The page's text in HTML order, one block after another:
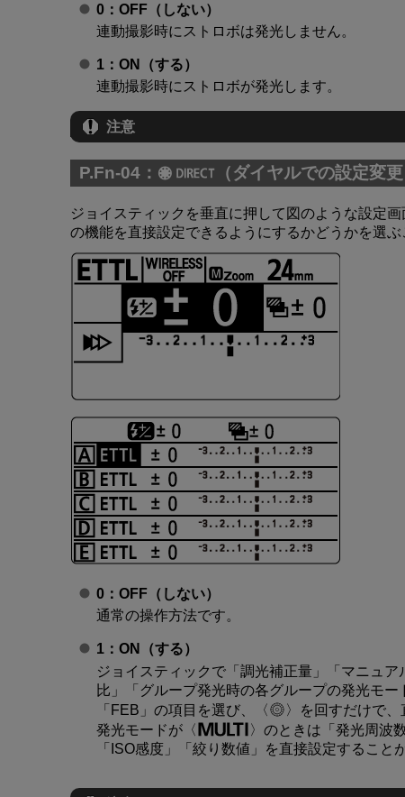
0：OFF（しない）
連動撮影時にストロボは発光しません。
1：ON（する）
連動撮影時にストロボが発光します。
注意
P.Fn-04： （ダイヤルでの設定変更
ジョイスティックを垂直に押して図のような設定画
の機能を直接設定できるようにするかどうかを選ぶ
0：OFF（しない）
通常の操作方法です。
1：ON（する）
ジョイスティックで「調光補正量」「マニュ
比」「グループ発光時の各グループの発光モー
「FEB」の項目を選び、
を回すだけで、
発光モードが
のときは「発光周波
「ISO感度」「絞り数値」を直接設定すること